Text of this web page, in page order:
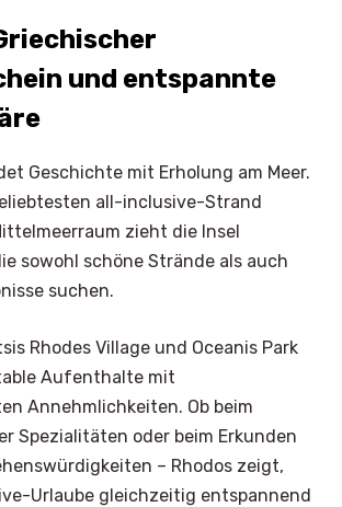
und entspannte
Geschichte mit Erholung am Meer.
all-inclusive-Strand
zieht die Insel
sowohl schöne Strände als auch
suchen.
Rhodes Village und Oceanis Park
Aufenthalte mit
Annehmlichkeiten. Ob beim
Spezialitäten oder beim Erkunden
– Rhodos zeigt,
Urlaube gleichzeitig entspannend